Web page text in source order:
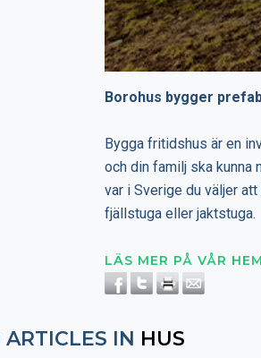
Borohus bygger
Bygga fritidshus är en
och din familj ska kunna
var i Sverige du väljer
fjällstuga eller jaktstuga.
LÄS MER PÅ VÅR
ARTICLES IN HUS